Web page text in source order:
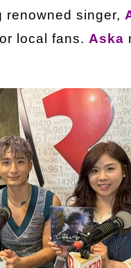
renowned singer,
local fans. Aska